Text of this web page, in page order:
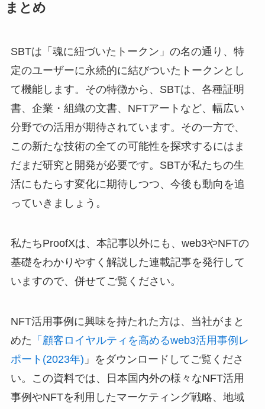
まとめ
SBTは「魂に紐づいたトークン」の名の通り、特
定のユーザーに永続的に結びついたトークンとし
て機能します。その特徴から、SBTは、各種証明
書、企業・組織の文書、NFTアートなど、幅広い
分野での活用が期待されています。その一方で、
この新たな技術の全ての可能性を探求するにはま
だまだ研究と開発が必要です。SBTが私たちの生
活にもたらす変化に期待しつつ、今後も動向を追
っていきましょう。
私たちProofXは、本記事以外にも、web3やNFTの
基礎をわかりやすく解説した連載記事を発行して
いますので、併せてご覧ください。
NFT活用事例に興味を持たれた方は、当社がまと
めた 「顧客ロイヤルティを高めるweb3活用事例レ
ポート(2023年) 」をダウンロードしてご覧くださ
い。この資料では、日本国内外の様々なNFT活用
事例やNFTを利用したマーケティング戦略、地域